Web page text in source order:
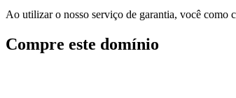
Ao utilizar o nosso serviço de garantia, você como
Compre este domínio